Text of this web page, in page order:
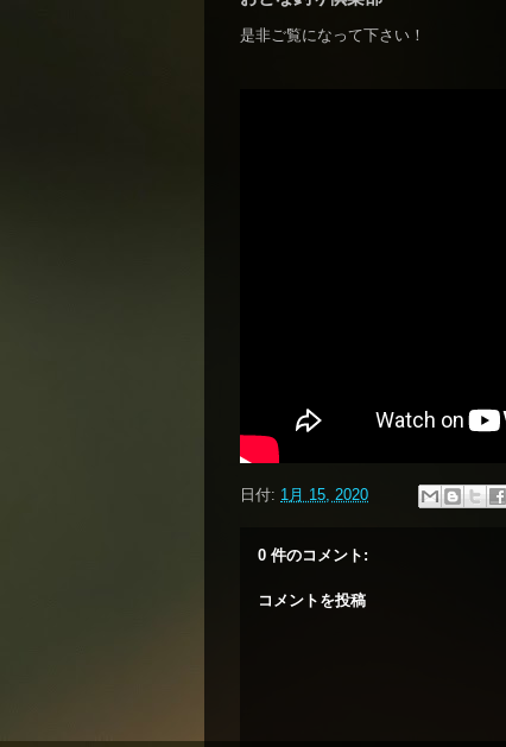
是非ご覧になって下さい！
日付: 1月 15, 2020
0 件のコメント:
コメントを投稿